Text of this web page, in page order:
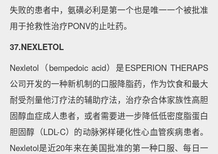
失败的患者中，氨磺必利是第一个也是唯一一个被批准
用于抢救性治疗PONV的止吐药。
37.NEXLETOL
Nexletol（bempedoic acid）是ESPERION THERAPS
公司开发的一种新机制的口服降脂药，作为饮食和最大
耐受剂量他汀疗法的辅助疗法，治疗杂合体家族性高胆
固醇血症成人患者，或者需要进一步降低低密度脂蛋白
胆固醇（LDL-C）的动脉粥样硬化性心血管疾病患者。
Nexletol是近20年来在美国批准的第一种口服、每日一